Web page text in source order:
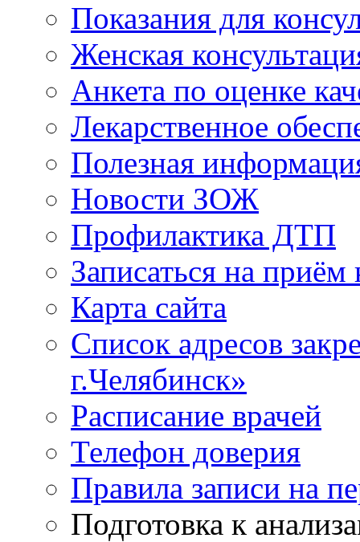
Показания для
Женская
Анкета по оценке
Лекарственное
Полезная
Новости ЗОЖ
Профилактика ДТП
Записаться на приём
Карта сайта
Список адресов
г.Челябинск»
Расписание врачей
Телефон доверия
Правила записи на
Подготовка к